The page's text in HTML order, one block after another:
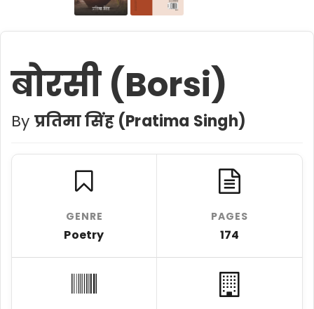
बोरसी (Borsi)
By प्रतिमा सिंह (Pratima Singh)
GENRE
Poetry
PAGES
174